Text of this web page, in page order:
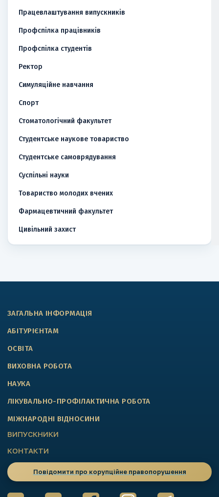
Працевлаштування випускників
Профспілка працівників
Профспілка студентів
Ректор
Симуляційне навчання
Спорт
Стоматологічний факультет
Студентське наукове товариство
Студентське самоврядування
Суспільні науки
Товариство молодих вчених
Фармацевтичний факультет
Цивільний захист
ЗАГАЛЬНА ІНФОРМАЦІЯ
АБІТУРІЄНТАМ
ОСВІТА
ВИХОВНА РОБОТА
НАУКА
ЛІКУВАЛЬНО-ПРОФІЛАКТИЧНА РОБОТА
МІЖНАРОДНІ ВІДНОСИНИ
ВИПУСКНИКИ
КОНТАКТИ
Повідомити про корупційне правопорушення